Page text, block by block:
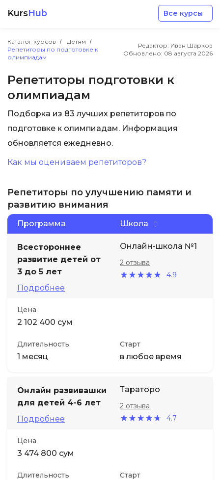
KursHub Все курсы
Каталог курсов
Детям
Репетиторы по подготовке к
олимпиадам
Редактор: Иван Шарков
Обновлено: 08 августа 2026
Репетиторы подготовки к
олимпиадам
Подборка из 83 лучших репетиторов по
подготовке к олимпиадам. Информация
обновляется ежедневно.
Как мы оцениваем репетиторов?
Репетиторы по улучшению памяти и
развитию внимания
Программа Школа
Всестороннее
развитие детей от
3 до 5 лет
Подробнее
Онлайн-школа №1
4.9
2 отзыва
Цена
2 102 400 сум
Длительность
1 месяц
Старт
в любое время
Онлайн развивашки
для детей 4-6 лет
Подробнее
Тараторо
4.7
2 отзыва
Цена
3 474 800 сум
Длительность Старт
Маркетинг
Дизайн
Аналитика
Менеджмент
Иностранные языки
Soft Skills
Детям
Акции и промокоды